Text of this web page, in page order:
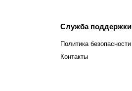
Служба поддержки
Политика безопасности
Контакты